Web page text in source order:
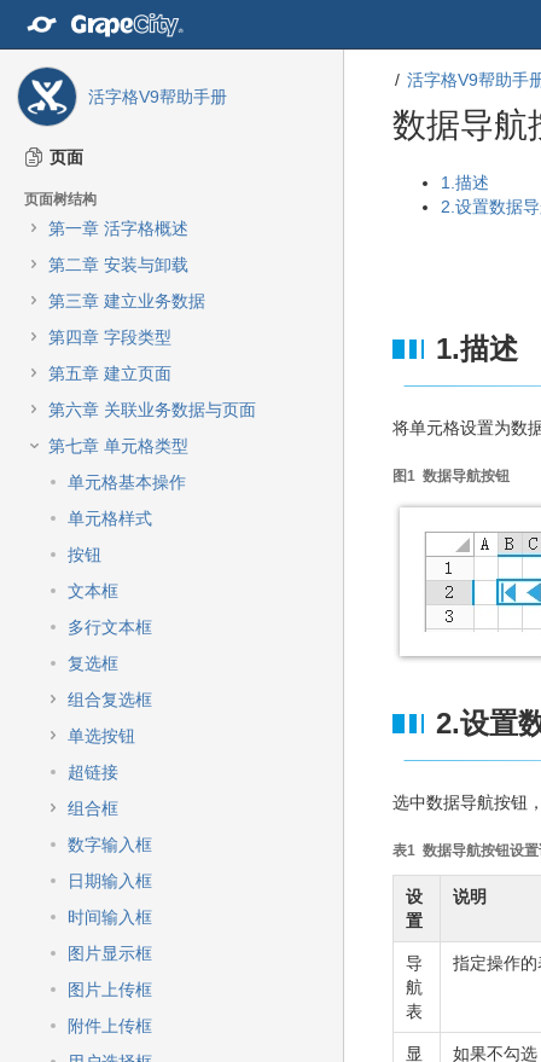
活字格V9帮助手册
页面
页面树结构
第一章 活字格概述
第二章 安装与卸载
第三章 建立业务数据
第四章 字段类型
第五章 建立页面
第六章 关联业务数据与页面
第七章 单元格类型
单元格基本操作
单元格样式
按钮
文本框
多行文本框
复选框
组合复选框
单选按钮
超链接
组合框
数字输入框
日期输入框
时间输入框
图片显示框
图片上传框
附件上传框
活字格V9帮助手
数据导航
1.描述
2.设置数据
1.描述
将单元格设置为数
图1 数据导航按钮
2.设置
选中数据导航按钮
表1 数据导航按钮设置
设
置
说明
导
航
表
指定操作的
显
如果不勾